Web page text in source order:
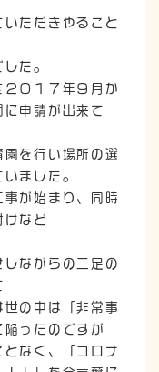
ただきやること
た。
０１７年９月か
申請が出来て
を行い場所の選
ました。
が始まり、同時
けなど
ながらの二足の
の中は「非常事
ったのですが
なく、「コロナ